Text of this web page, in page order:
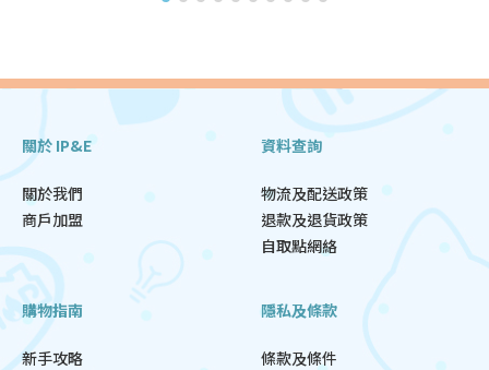
關於我們
商戶加盟
資料查詢
退款及退貨政策
自取點網絡
購物指南
新手攻略
常見問題
隱私權政策